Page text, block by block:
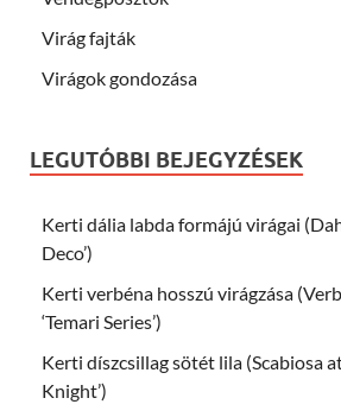
Virág fajták
Virágok gondozása
LEGUTÓBBI BEJEGYZÉSEK
Kerti dália labda formájú virágai
Deco’)
Kerti verbéna hosszú virágzása
‘Temari Series’)
Kerti díszcsillag sötét lila (Scabiosa
Knight’)